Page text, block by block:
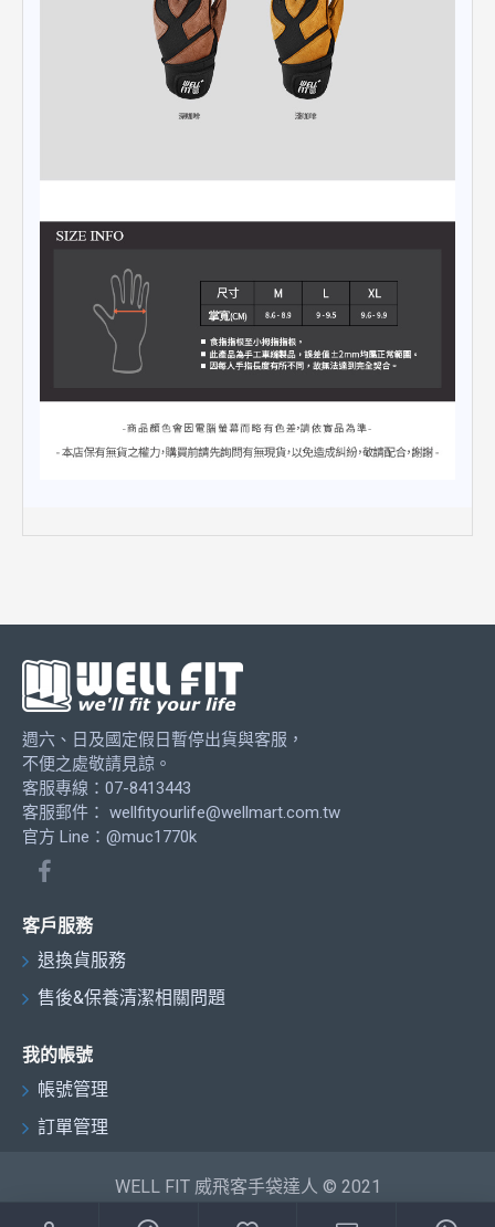
週六、日及國定假日暫停出貨與客服，
不便之處敬請見諒。
客服專線：07-8413443
客服郵件： wellfityourlife@wellmart.com.tw
官方 Line：@muc1770k
客戶服務
退換貨服務
售後&保養清潔相關問題
我的帳號
帳號管理
訂單管理
WELL FIT 威飛客手袋達人 © 2021